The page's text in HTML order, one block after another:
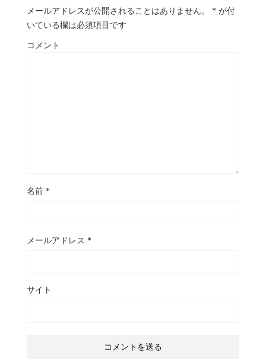
メールアドレスが公開されることはありません。 * が付
いている欄は必須項目です
コメント
名前 *
メールアドレス *
サイト